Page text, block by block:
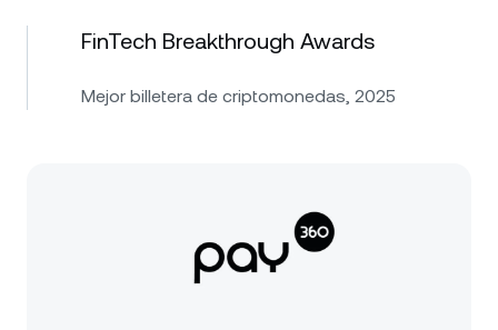
FinTech Breakthrough Awards
Mejor billetera de criptomonedas, 2025